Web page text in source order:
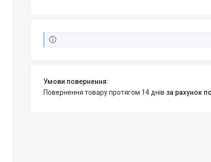
повернення товару протягом 14 днів за рахунок